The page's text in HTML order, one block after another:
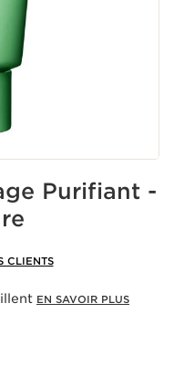
Purifiant -
CLIENTS
EN SAVOIR PLUS